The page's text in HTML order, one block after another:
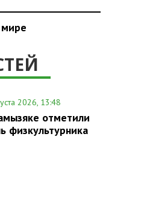
2026, 13:48
отметили
физкультурника